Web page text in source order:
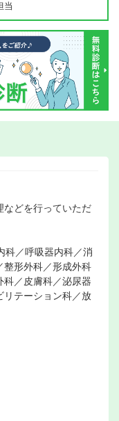
当
などを行っていただ
科／呼吸器内科／消
整形外科／形成外科
科／皮膚科／泌尿器
リテーション科／放